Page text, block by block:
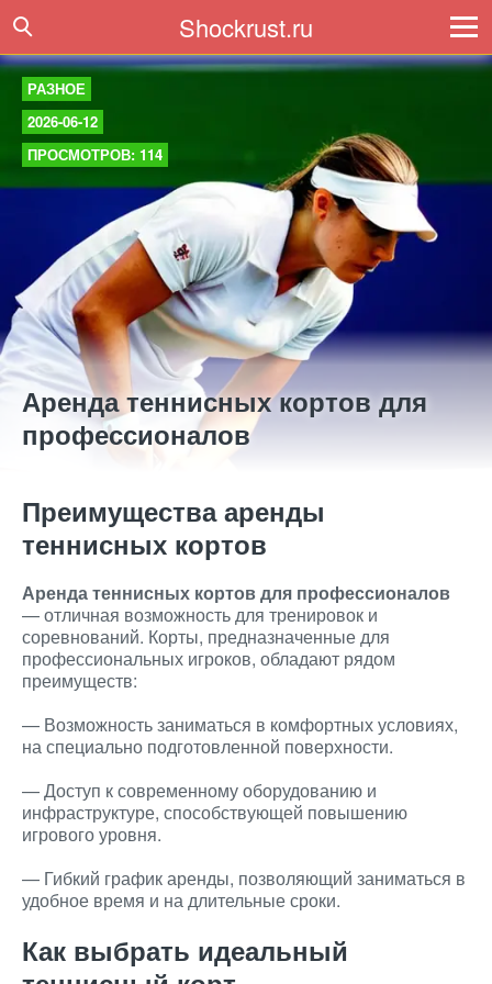
Shockrust.ru
РАЗНОЕ
2026-06-12
ПРОСМОТРОВ: 114
Аренда теннисных кортов для
профессионалов
Преимущества аренды
теннисных кортов
Аренда теннисных кортов для профессионалов
— отличная возможность для тренировок и
соревнований. Корты, предназначенные для
профессиональных игроков, обладают рядом
преимуществ:
— Возможность заниматься в комфортных условиях,
на специально подготовленной поверхности.
— Доступ к современному оборудованию и
инфраструктуре, способствующей повышению
игрового уровня.
— Гибкий график аренды, позволяющий заниматься в
удобное время и на длительные сроки.
Как выбрать идеальный